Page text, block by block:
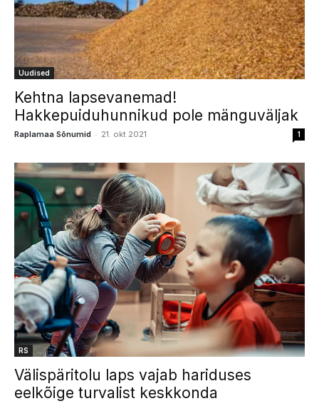
Uudised
Kehtna lapsevanemad!
Hakkepuiduhunnikud pole mänguväljak
Raplamaa Sõnumid - 21. okt 2021 1
RS
Välispäritolu laps vajab hariduses
eelkõige turvalist keskkonda